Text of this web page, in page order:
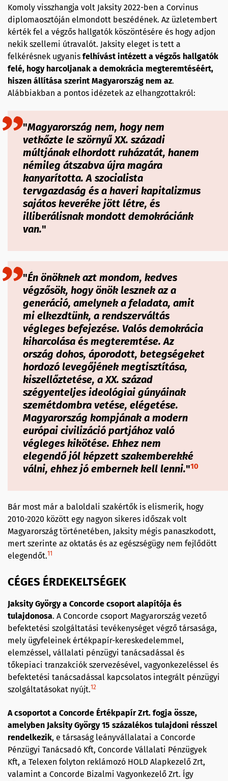
Komoly visszhangja volt Jaksity 2022-ben a Corvinus
diplomaosztóján elmondott beszédének. Az üzletembert
kérték fel a végzős hallgatók köszöntésére és hogy adjon
nekik szellemi útravalót. Jaksity eleget is tett a
felkérésnek ugyanis felhívást intézett a végzős hallgatók
felé, hogy harcoljanak a demokrácia megteremtéséért,
hiszen állítása szerintMagyarország nem az.
Alábbiakban a pontos idézetek az elhangzottakról:
"Magyarország nem, hogy nem
vetkőzte le szörnyű XX. századi
múltjának elhordott ruházatát, hanem
némileg átszabva újra magára
kanyarította. A szocialista
tervgazdaság és a haveri kapitalizmus
sajátos keveréke jött létre, és
illiberálisnakmondott demokráciánk
van."
"Én önöknek azt mondom, kedves
végzősök, hogy önök lesznek az a
generáció, amelynek a feladata, amit
mi elkezdtünk, a rendszerváltás
végleges befejezése. Valós demokrácia
kiharcolása és megteremtése. Az
ország dohos, áporodott, betegségeket
hordozó levegőjének megtisztítása,
kiszellőztetése, a XX. század
szégyenteljes ideológiai gúnyáinak
szemétdombra vetése, elégetése.
Magyarország kompjának a modern
európai civilizáció partjához való
végleges kikötése. Ehhez nem
elegendő jól képzett szakemberekké
válni, ehhez jó embernek kell lenni."10
Bár most már a baloldali szakértők is elismerik, hogy
2010-2020 között egy nagyon sikeres időszak volt
Magyarország történetében, Jaksity mégis panaszkodott,
mert szerinte az oktatás és az egészségügy nem fejlődött
elegendőt.11
CÉGES ÉRDEKELTSÉGEK
JaksityGyörgy a Concorde csoport alapítója és
tulajdonosa. A Concorde csoport Magyarország vezető
befektetési szolgáltatási tevékenységet végző társasága,
mely ügyfeleinek értékpapír-kereskedelemmel,
elemzéssel, vállalati pénzügyi tanácsadással és
tőkepiaci tranzakciók szervezésével, vagyonkezeléssel és
befektetési tanácsadással kapcsolatos integrált pénzügyi
szolgáltatásokat nyújt.12
A csoportot a Concorde Értékpapír Zrt. fogja össze,
amelyben JaksityGyörgy 15 százalékos tulajdoni résszel
rendelkezik, e társaság leányvállalatai a Concorde
Pénzügyi Tanácsadó Kft, Concorde Vállalati Pénzügyek
Kft, a Telexen folyton reklámozó HOLD Alapkezelő Zrt,
valamint a Concorde Bizalmi Vagyonkezelő Zrt. Így